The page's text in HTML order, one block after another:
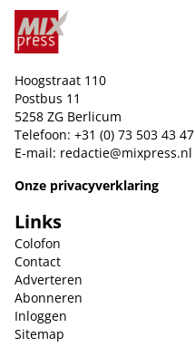
Hoogstraat 110
Postbus 11
5258 ZG Berlicum
Telefoon: +31 (0) 73 503 43 47
E-mail: redactie@mixpress.nl
Onze privacyverklaring
Links
Colofon
Contact
Adverteren
Abonneren
Inloggen
Sitemap